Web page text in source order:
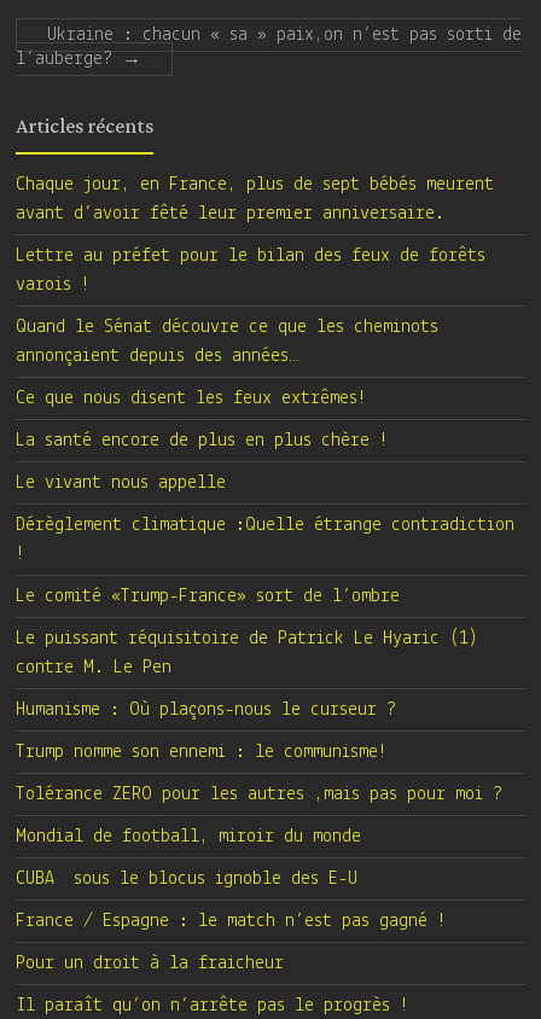
Ukraine : chacun « sa » paix,on n’est pas sorti de
l’auberge?
→
Articles récents
Chaque jour, en France, plus de sept bébés meurent
avant d’avoir fêté leur premier anniversaire.
Lettre au préfet pour le bilan des feux de forêts
varois !
Quand le Sénat découvre ce que les cheminots
annonçaient depuis des années…
Ce que nous disent les feux extrêmes!
La santé encore de plus en plus chère !
Le vivant nous appelle
Dérèglement climatique :Quelle étrange contradiction
!
Le comité «Trump-France» sort de l’ombre
Le puissant réquisitoire de Patrick Le Hyaric (1)
contre M. Le Pen
Humanisme : Où plaçons-nous le curseur ?
Trump nomme son ennemi : le communisme!
Tolérance ZERO pour les autres ,mais pas pour moi ?
Mondial de football, miroir du monde
CUBA sous le blocus ignoble des E-U
France / Espagne : le match n’est pas gagné !
Pour un droit à la fraicheur
Il paraît qu’on n’arrête pas le progrès !